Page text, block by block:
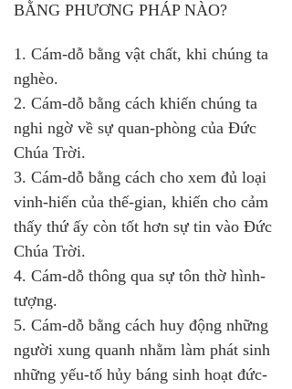
BẰNG PHƯƠNG PHÁP NÀO?
1. Cám-dỗ bằng vật chất, khi chúng ta
nghèo.
2. Cám-dỗ bằng cách khiến chúng ta
nghi ngờ về sự quan-phòng của Ðức
Chúa Trời.
3. Cám-dỗ bằng cách cho xem đủ loại
vinh-hiển của thế-gian, khiến cho cảm
thấy thứ ấy còn tốt hơn sự tin vào Đức
Chúa Trời.
4. Cám-dỗ thông qua sự tôn thờ hình-
tượng.
5. Cám-dỗ bằng cách huy động những
người xung quanh nhằm làm phát sinh
những yếu-tố hủy báng sinh hoạt đức-